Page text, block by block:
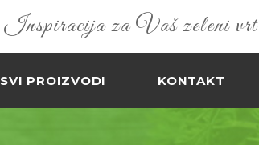
Inspiracija za Vaš zeleni vrt
SVI PROIZVODI KONTAKT